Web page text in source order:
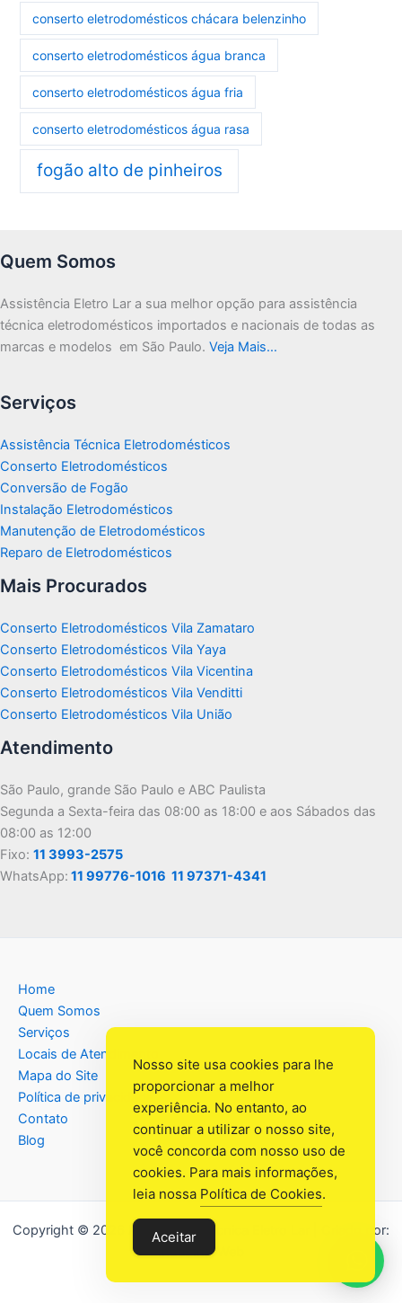
conserto eletrodomésticos chácara belenzinho
conserto eletrodomésticos água branca
conserto eletrodomésticos água fria
conserto eletrodomésticos água rasa
fogão alto de pinheiros
Quem Somos
Assistência Eletro Lar a sua melhor opção para assistência
técnica eletrodomésticos importados e nacionais de todas as
marcas e modelos em São Paulo. Veja Mais…
Serviços
Assistência Técnica Eletrodomésticos
Conserto Eletrodomésticos
Conversão de Fogão
Instalação Eletrodomésticos
Manutenção de Eletrodomésticos
Reparo de Eletrodomésticos
Mais Procurados
Conserto Eletrodomésticos Vila Zamataro
Conserto Eletrodomésticos Vila Yaya
Conserto Eletrodomésticos Vila Vicentina
Conserto Eletrodomésticos Vila Venditti
Conserto Eletrodomésticos Vila União
Atendimento
São Paulo, grande São Paulo e ABC Paulista
Segunda a Sexta-feira das 08:00 as 18:00 e aos Sábados das
08:00 as 12:00
Fixo: 11 3993-2575
WhatsApp: 11 99776-1016 11 97371-4341
Home
Quem Somos
Serviços
Locais de Atendimento
Mapa do Site
Política de privacidade
Contato
Blog
Copyright © 2026 Assistência Têcnica Eletro Lar | Criado por:
Industrial Web
Nosso site usa cookies para lhe
proporcionar a melhor
experiência. No entanto, ao
continuar a utilizar o nosso site,
você concorda com nosso uso de
cookies. Para mais informações,
leia nossa Política de Cookies.
Aceitar